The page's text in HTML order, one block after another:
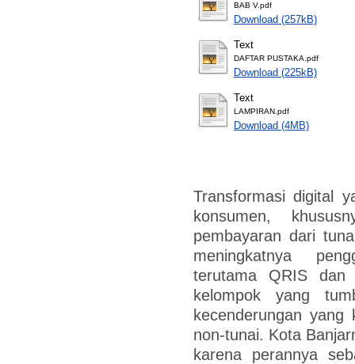
BAB V.pdf
Download (257kB)
Text
DAFTAR PUSTAKA.pdf
Download (225kB)
Text
LAMPIRAN.pdf
Download (4MB)
Transformasi digital
konsumen,
pembayaran dari
meningkatnya
terutama QRIS
kelompok yang
kecenderungan
non-tunai. Kota
karena perannya